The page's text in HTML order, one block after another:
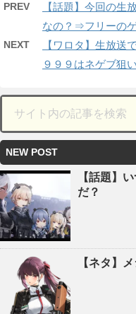
PREV
【話題】今回の生
なの？⇒フリーの
NEXT
【ワロタ】生放送
９９９はネゲブ狙
NEW POST
【話題】
だ？
【ネタ】